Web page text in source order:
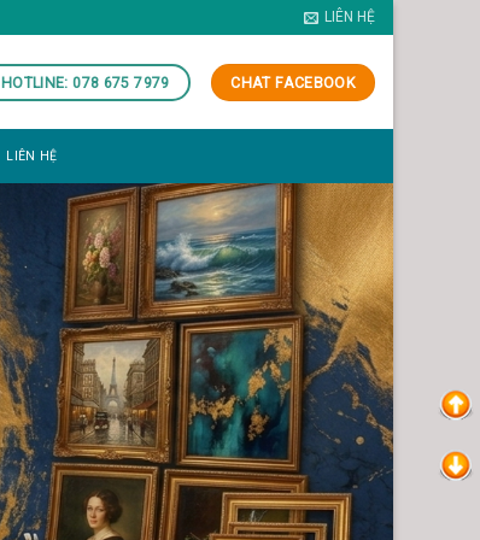
LIÊN HỆ
HOTLINE: 078 675 7979 CHAT FACEBOOK
LIÊN HỆ